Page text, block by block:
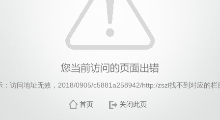
：访问地址无效，2018/0905/c5881a258942/http:/zszl找不到对应的栏
首页 关闭此页